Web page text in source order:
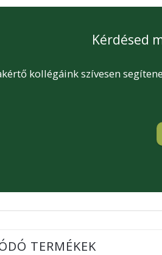
Kérdésed
kollégáink szívesen
TERMÉKEK